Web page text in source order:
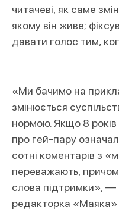
читачеві, як саме
якому він живе;
давати голос тим,
«Ми бачимо на
змінюється
нормою. Якщо 8 років
про гей-пару
сотні коментарів з
переважають,
слова підтримки», —
редакторка